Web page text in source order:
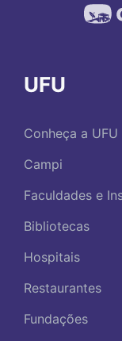
UFU
Conheça a UFU
Campi
Faculdades e
Bibliotecas
Hospitais
Restaurantes
Fundações